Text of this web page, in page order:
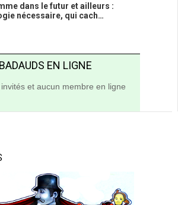
dans le futur et ailleurs :
nécessaire, qui cach…
BADAUDS EN LIGNE
et aucun membre en ligne